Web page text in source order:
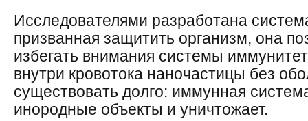
Исследователями разработана
призванная защитить организм, она
избегать внимания системы
внутри кровотока наночастицы без
существовать долго: иммунная
инородные объекты и уничтожает.